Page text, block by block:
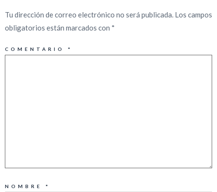
Tu dirección de correo electrónico no será publicada. Los campos
obligatorios están marcados con *
COMENTARIO *
NOMBRE *